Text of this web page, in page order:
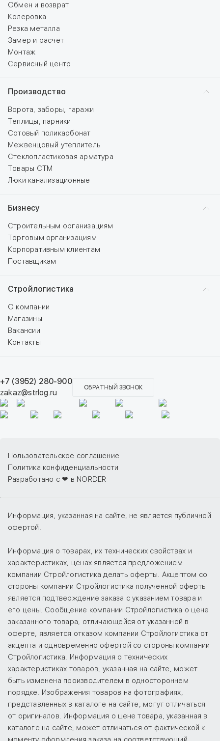
Обмен и возврат
Колеровка
Резка металла
Замер и расчет
Монтаж
Сервисный центр
Производство
Ворота, заборы, гаражи
Теплицы, парники
Сотовый поликарбонат
Межвенцовый утеплитель
Стеклопластиковая арматура
Товары СТМ
Люки канализационные
Бизнесу
Строительным организациям
Торговым организациям
Корпоративным клиентам
Поставщикам
Стройлогистика
О компании
Магазины
Вакансии
Контакты
+7 (3952) 280-900
zakaz@strlog.ru
ОБРАТНЫЙ ЗВОНОК
Пользовательское соглашение
Политика конфиденциальности
Разработано с ❤ в NORDER
Информация, указанная на сайте, не является публичной
офертой.
Информация о товарах, их технических свойствах и
характеристиках, ценах является предложением
компании Стройлогистика делать оферты. Акцептом со
стороны компании Стройлогистика полученной оферты
является подтверждение заказа с указанием товара и
его цены. Сообщение компании Стройлогистика о цене
заказанного товара, отличающейся от указанной в
оферте, является отказом компании Стройлогистика от
акцепта и одновременно офертой со стороны компании
Стройлогистика. Информация о технических
характеристиках товаров, указанная на сайте, может
быть изменена производителем в одностороннем
порядке. Изображения товаров на фотографиях,
представленных в каталоге на сайте, могут отличаться
от оригиналов. Информация о цене товара, указанная в
каталоге на сайте, может отличаться от фактической к